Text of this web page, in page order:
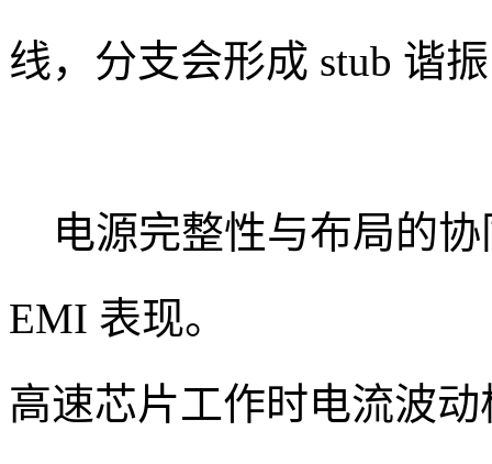
线，分支会形成 stub 谐
电源完整性与布局的协
EMI 表现。
高速芯片工作时电流波